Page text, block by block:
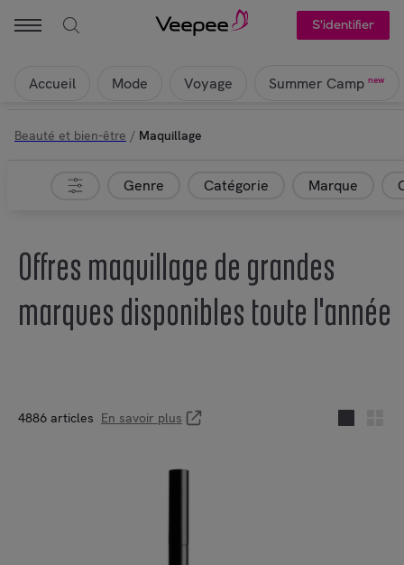
S'identifier
Accueil Mode Voyage Summer Camp new
Beauté et bien-être / Maquillage
Genre Catégorie Marque
Offres maquillage de grandes
marques disponibles toute l'année
4886 articles En savoir plus